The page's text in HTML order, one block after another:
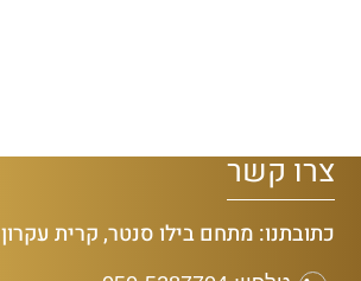
צרו קשר
כתובתנו: מתחם בילו סנטר, קרית עקרון